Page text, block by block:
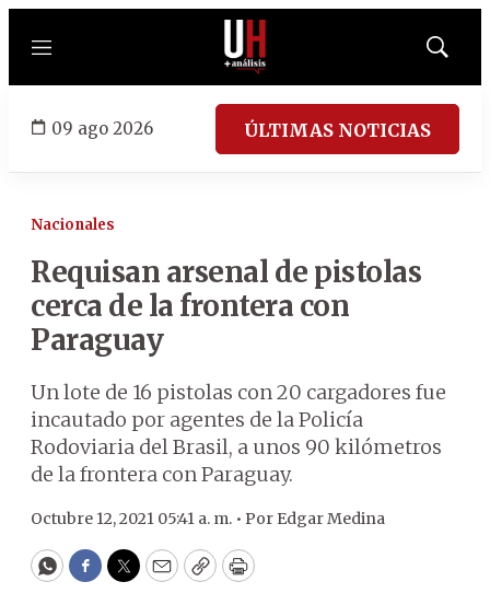
Menú
Mostrar
09 ago 2026 ÚLTIMAS NOTICIAS
Nacionales
Requisan arsenal de pistolas
cerca de la frontera con
Paraguay
Un lote de 16 pistolas con 20 cargadores fue
incautado por agentes de la Policía
Rodoviaria del Brasil, a unos 90 kilómetros
de la frontera con Paraguay.
Octubre 12, 2021 05:41 a. m. • Por Edgar Medina
WhatsApp
Facebook
Twitter
EmailCopyPrint